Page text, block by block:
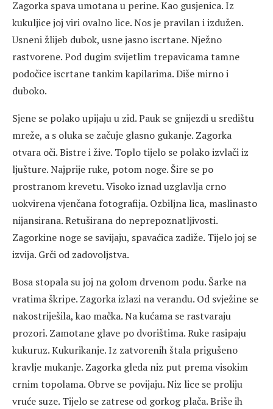
Zagorka spava umotana u perine. Kao gusjenica. Iz
kukuljice joj viri ovalno lice. Nos je pravilan i izdužen.
Usneni žlijeb dubok, usne jasno iscrtane. Nježno
rastvorene. Pod dugim svijetlim trepavicama tamne
podočice iscrtane tankim kapilarima. Diše mirno i
duboko.
Sjene se polako upijaju u zid. Pauk se gnijezdi u središtu
mreže, a s oluka se začuje glasno gukanje. Zagorka
otvara oči. Bistre i žive. Toplo tijelo se polako izvlači iz
ljušture. Najprije ruke, potom noge. Šire se po
prostranom krevetu. Visoko iznad uzglavlja crno
uokvirena vjenčana fotografija. Ozbiljna lica, maslinasto
nijansirana. Retuširana do neprepoznatljivosti.
Zagorkine noge se savijaju, spavaćica zadiže. Tijelo joj se
izvija. Grči od zadovoljstva.
Bosa stopala su joj na golom drvenom podu. Šarke na
vratima škripe. Zagorka izlazi na verandu. Od svježine se
nakostriješila, kao mačka. Na kućama se rastvaraju
prozori. Zamotane glave po dvorištima. Ruke rasipaju
kukuruz. Kukurikanje. Iz zatvorenih štala prigušeno
kravlje mukanje. Zagorka gleda niz put prema visokim
crnim topolama. Obrve se povijaju. Niz lice se proliju
vruće suze. Tijelo se zatrese od gorkog plača. Briše ih